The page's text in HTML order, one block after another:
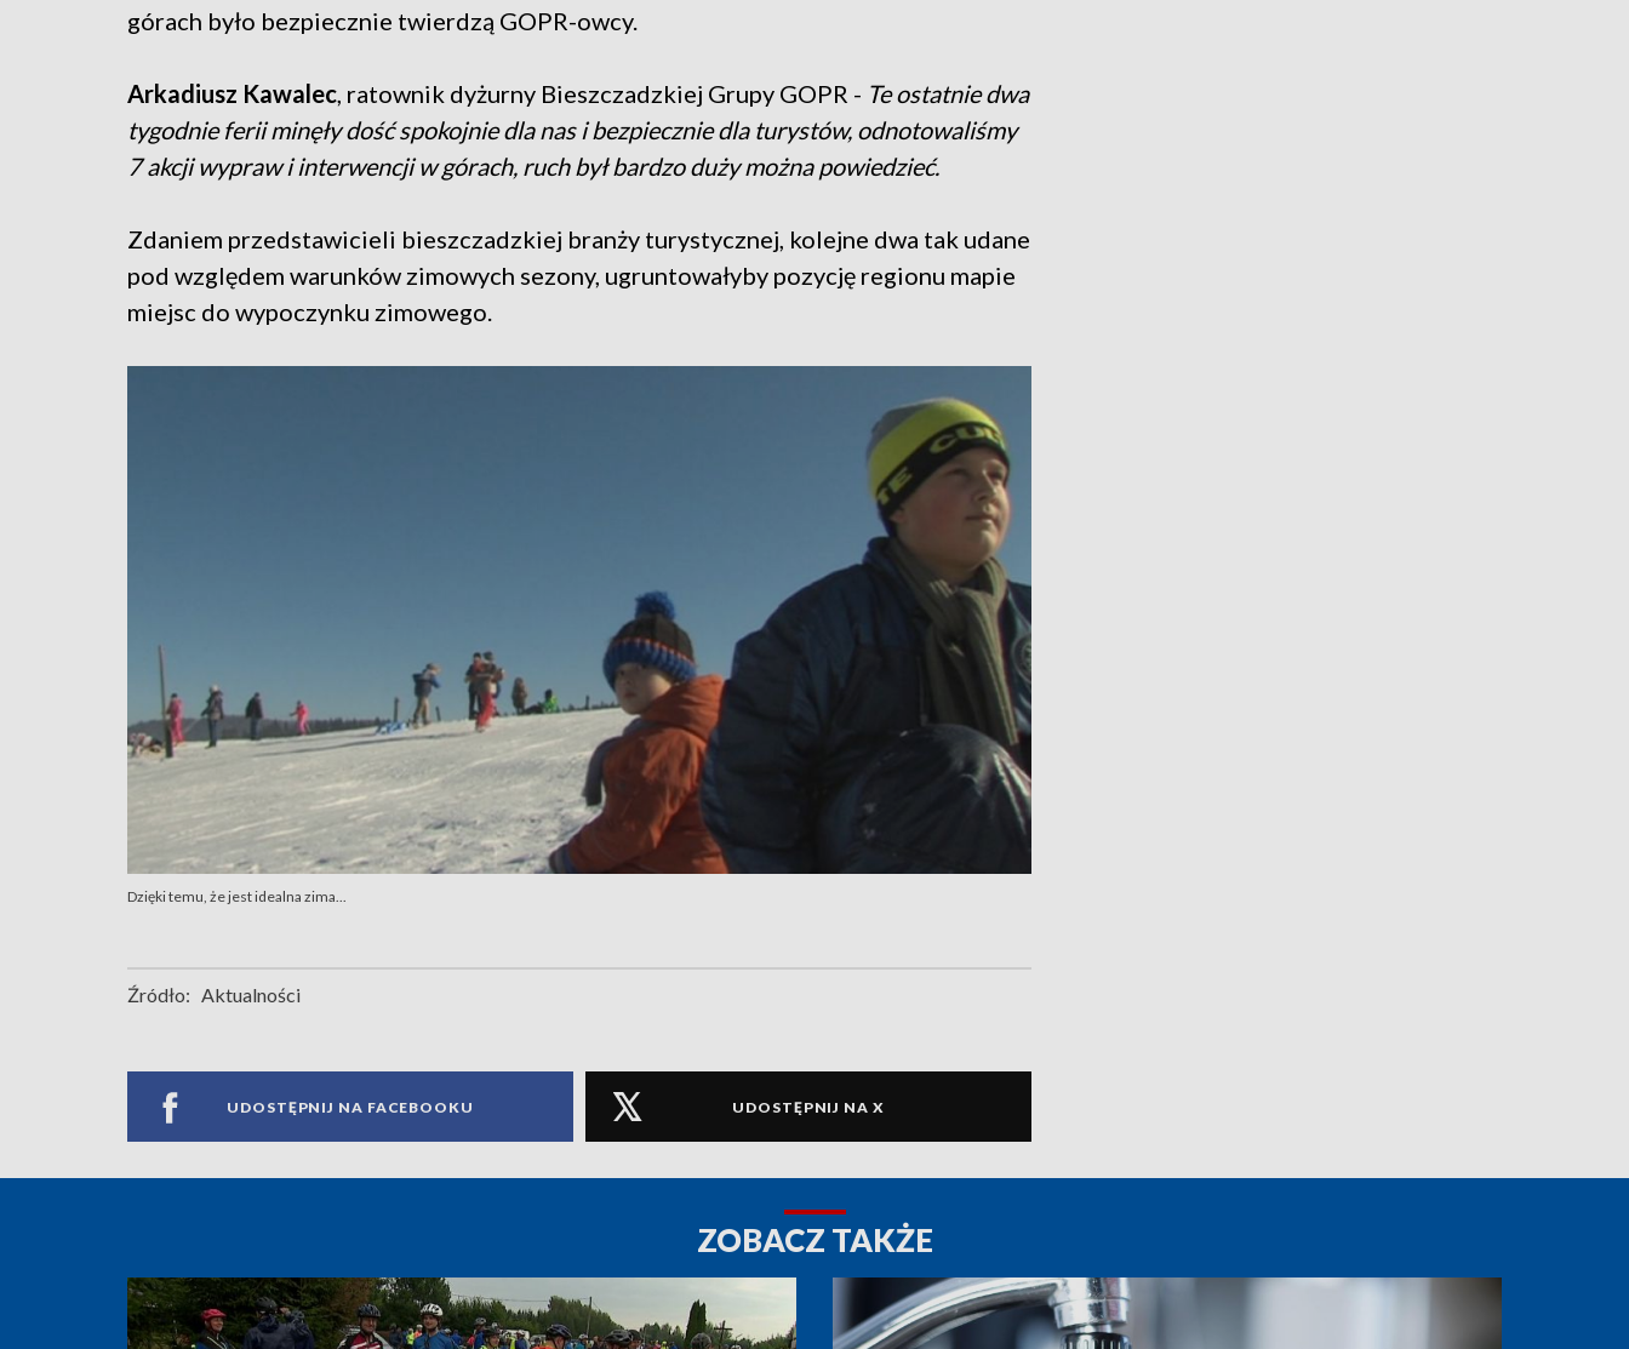
górach było bezpiecznie twierdzą GOPR-owcy.
Arkadiusz Kawalec , ratownik dyżurny Bieszczadzkiej Grupy GOPR - Te ostatnie dwa
tygodnie ferii minęły dość spokojnie dla nas i bezpiecznie dla turystów, odnotowaliśmy
7 akcji wypraw i interwencji w górach, ruch był bardzo duży można powiedzieć.
Zdaniem przedstawicieli bieszczadzkiej branży turystycznej, kolejne dwa tak udane
pod względem warunków zimowych sezony, ugruntowałyby pozycję regionu mapie
miejsc do wypoczynku zimowego.
Dzięki temu, że jest idealna zima...
Źródło: Aktualności
UDOSTĘPNIJ NA FACEBOOKU UDOSTĘPNIJ NA X
ZOBACZ TAKŻE